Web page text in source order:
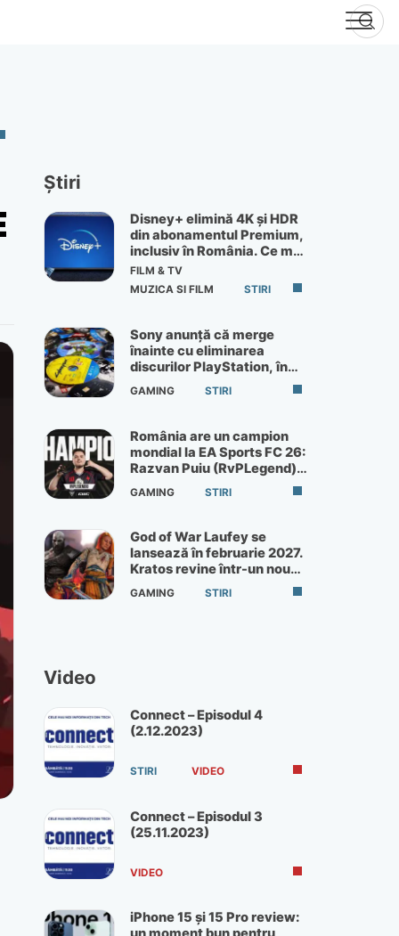
Știri
Disney+ elimină 4K și HDR
din abonamentul Premium,
inclusiv în România. Ce mai
primești de 60 lei pe lună
FILM & TV
MUZICA SI FILM
STIRI
Sony anunță că merge
înainte cu eliminarea
discurilor PlayStation, în
ciuda protestelor
GAMING STIRI
România are un campion
mondial la EA Sports FC 26:
Razvan Puiu (RvPLegend)
câștigă turneul de la Paris
GAMING STIRI
God of War Laufey se
lansează în februarie 2027.
Kratos revine într-un nou
God of War
GAMING STIRI
Video
Connect – Episodul 4
(2.12.2023)
STIRI VIDEO
Connect – Episodul 3
(25.11.2023)
VIDEO
iPhone 15 și 15 Pro review: